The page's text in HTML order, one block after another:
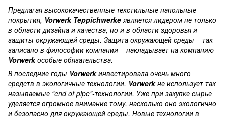
Предлагая высококачественные текстильные напольные
покрытия, Vorwerk Teppichwerkeявляется лидером не только
в области дизайна и качества, но и в области здоровья и
защиты окружающей среды. Защита окружающей среды – так
записано в философии компании – накладывает на компанию
Vorwerkособые обязательства.
В последние годы Vorwerkинвестировала очень много
средств в экологичные технологии. Vorwerkне использует так
называемые “end of pipe”-технологии. Уже при закупке сырье
уделяется огромное внимание тому, насколько оно экологично
и безопасно для окружающей среды. Новые технологии в